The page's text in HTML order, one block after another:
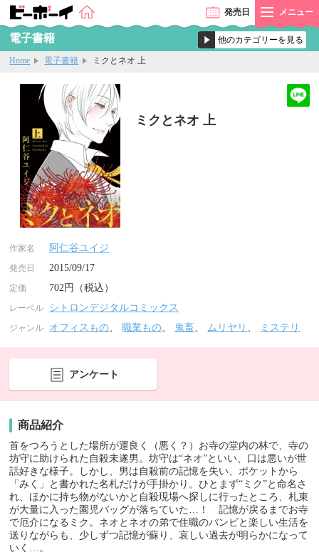
発売日 メニュー
電子書籍
Home 電子書籍 ミクとネオ 上
ミクとネオ 上
作家名 阿仁谷ユイジ
発売日 2015/09/17
定価 702円（税込）
レーベル シトロンデジタルコミックス
ジャンル オフィスもの、職業もの、 鬼畜、 ムリヤリ 、 ミステリ
アンケート
商品紹介
首をつろうとした場所が運良く（悪く？）お寺の堂内の林で、寺の
坊守に助けられた自殺未遂男。坊守は“ネオ”といい、口は悪いが世
話好きな様子。しかし、男は自殺前の記憶を失い、ポケットから
「みく」と書かれた名札だけが手掛かり。ひとまず“ミク”と命名さ
れ、ほかに持ち物がないかと自殺現場へ探しに行ったところ、札束
が大量に入った園児バッグが落ちていた…！ 記憶が戻るまでお寺
で厄介になるミク。ネオとネオの弟で住職のバンビと楽しい生活を
送りながらも、少しずつ記憶が蘇り、哀しい過去が明らかになって
いく…。